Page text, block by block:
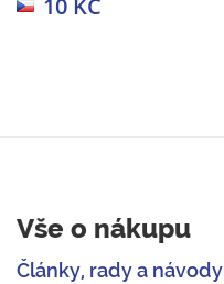
10 KČ
Vše o nákupu
Články, rady a návody